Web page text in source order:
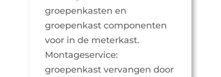
groepenkasten en
groepenkast componenten
voor in de meterkast.
Montageservice:
groepenkast vervangen door